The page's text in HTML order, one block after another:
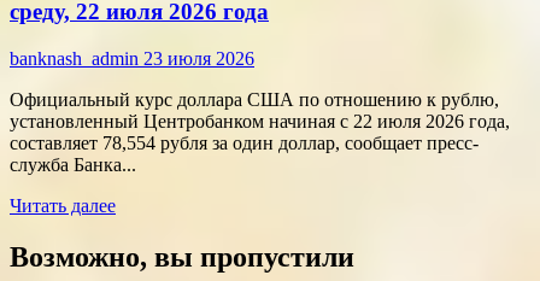
скорость
против
переплат
среду, 22 июля 2026 года
banknash_admin 23 июля 2026
Официальный курс доллара США по отношению к рублю,
установленный Центробанком начиная с 22 июля 2026 года,
составляет 78,554 рубля за один доллар, сообщает пресс-
служба Банка...
Читать далееПрочитать
Курсы
Возможно, вы пропустили